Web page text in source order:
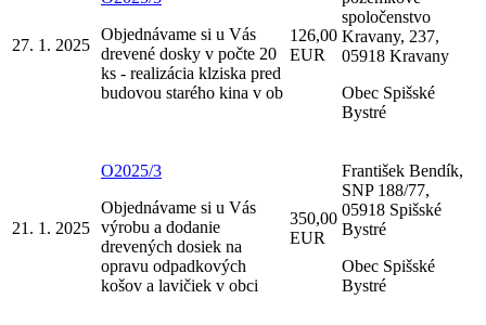
27. 1. 2025
Objednávame si u Vás
drevené dosky v počte 20
ks - realizácia klziska pred
budovou starého kina v ob
126,00
EUR
spoločenstvo
Kravany, 237,
05918 Kravany
Obec Spišské
Bystré
21. 1. 2025
O2025/3
Objednávame si u Vás
výrobu a dodanie
drevených dosiek na
opravu odpadkových
košov a lavičiek v obci
350,00
EUR
František Bendík,
SNP 188/77,
05918 Spišské
Bystré
Obec Spišské
Bystré